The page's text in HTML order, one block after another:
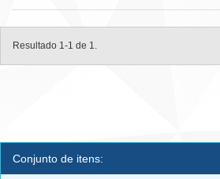
Resultado 1-1 de 1.
Conjunto de itens: